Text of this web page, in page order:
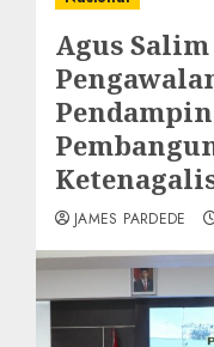
Agus
JAMES PARDEDE